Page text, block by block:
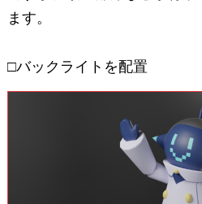
ます。
□バックライトを配置